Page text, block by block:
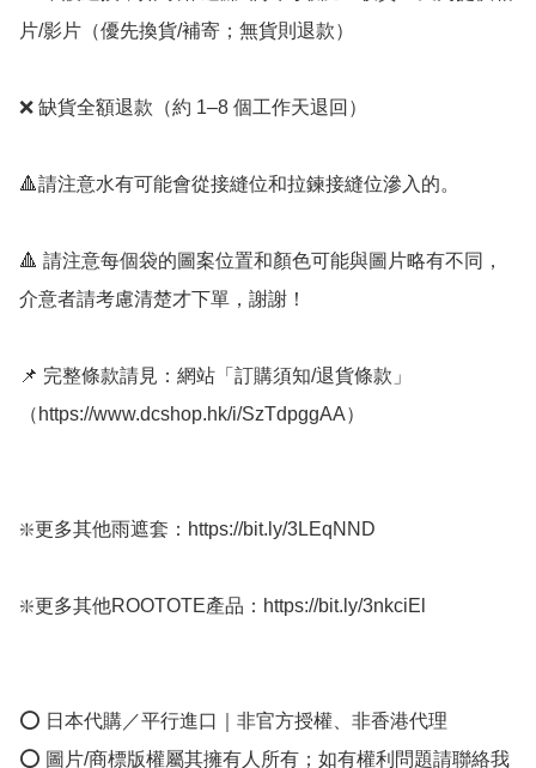
片/影片（優先換貨/補寄；無貨則退款）
❌ 缺貨全額退款（約 1–8 個工作天退回）
🔺請注意水有可能會從接縫位和拉鍊接縫位滲入的。
🔺 請注意每個袋的圖案位置和顏色可能與圖片略有不同，
介意者請考慮清楚才下單，謝謝！
📌 完整條款請見：網站「訂購須知/退貨條款」
（https://www.dcshop.hk/i/SzTdpggAA）
❇️更多其他雨遮套：https://bit.ly/3LEqNND
❇️更多其他ROOTOTE產品：https://bit.ly/3nkciEl
⭕ 日本代購／平行進口｜非官方授權、非香港代理
⭕ 圖片/商標版權屬其擁有人所有；如有權利問題請聯絡我